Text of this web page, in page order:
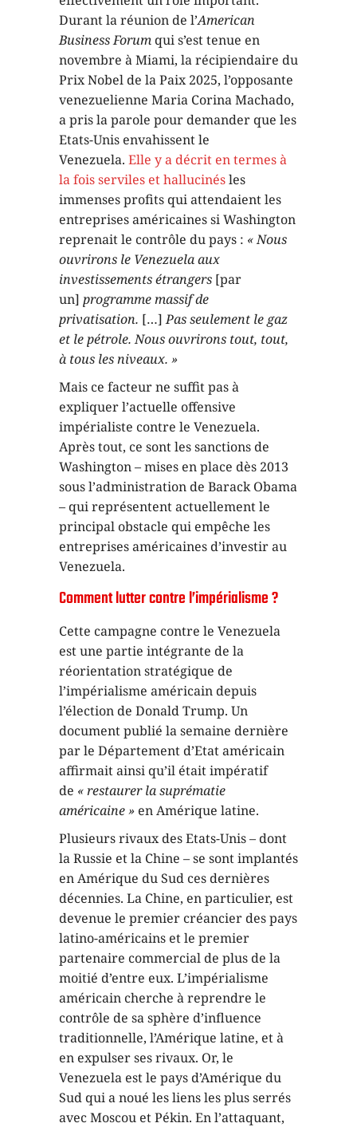
Durant la réunion de l’American
Business Forumqui s’est tenue en
novembre à Miami, la récipiendaire du
Prix Nobel de la Paix 2025, l’opposante
venezuelienne Maria Corina Machado,
a pris la parole pour demander que les
Etats-Unis envahissent le
Venezuela. Elle y a décrit en termesà
la fois serviles et hallucinésles
immenses profits qui attendaient les
entreprises américaines si Washington
reprenait le contrôle du pays : «Nous
ouvrirons le Venezuela aux
investissements étrangers [par
un] programme massif de
privatisation. […]Pas seulement le gaz
et le pétrole. Nous ouvrirons tout, tout,
à tous les niveaux. »
Mais ce facteur ne suffit pas à
expliquer l’actuelle offensive
impérialiste contre le Venezuela.
Après tout, ce sont les sanctions de
Washington – mises en place dès 2013
sous l’administration de Barack Obama
– qui représentent actuellement le
principal obstacle qui empêche les
entreprises américaines d’investir au
Venezuela.
Comment lutter contre l’impérialisme ?
Cette campagne contre le Venezuela
est une partie intégrante de la
réorientation stratégique de
l’impérialisme américain depuis
l’élection de Donald Trump. Un
document publié la semaine dernière
par le Département d’Etat américain
affirmait ainsi qu’il était impératif
de « restaurer la suprématie
américaine »en Amérique latine.
Plusieurs rivaux des Etats-Unis – dont
la Russie et la Chine – se sont implantés
en Amérique du Sud ces dernières
décennies. La Chine, en particulier, est
devenue le premier créancier des pays
latino-américains et le premier
partenaire commercial de plus de la
moitié d’entre eux. L’impérialisme
américain cherche à reprendre le
contrôle de sa sphère d’influence
traditionnelle, l’Amérique latine, et à
en expulser ses rivaux. Or, le
Venezuela est le pays d’Amérique du
Sud qui a noué les liens les plus serrés
avec Moscou et Pékin. En l’attaquant,